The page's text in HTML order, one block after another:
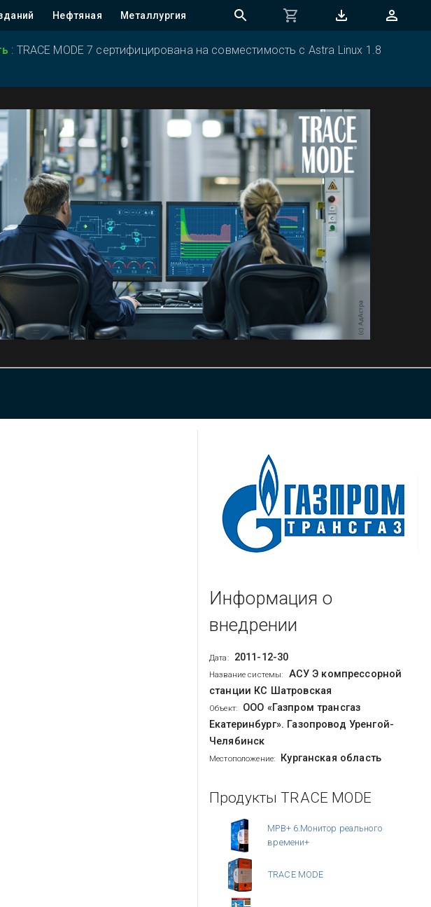
Нефтяная Металлургия
: TRACE MODE 7 сертифицирована на совместимость с Astra Linux 1.8
Информация о
внедрении
Дата: 2011-12-30
Название системы:
АСУ Э компрессорной
станции КС Шатровская
Объект:
ООО «Газпром трансгаз
Екатеринбург». Газопровод Уренгой-
Челябинск
Местоположение: Курганская область
Продукты TRACE MODE
МРВ+ 6.Монитор реального
времени+
TRACE MODE